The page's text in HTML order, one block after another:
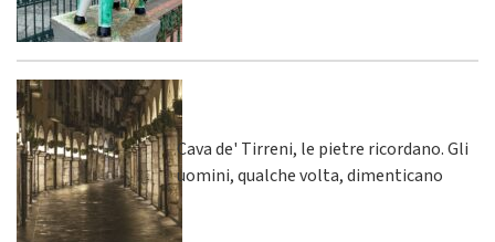
Cava de' Tirreni, le pietre ricordano. Gli
uomini, qualche volta, dimenticano